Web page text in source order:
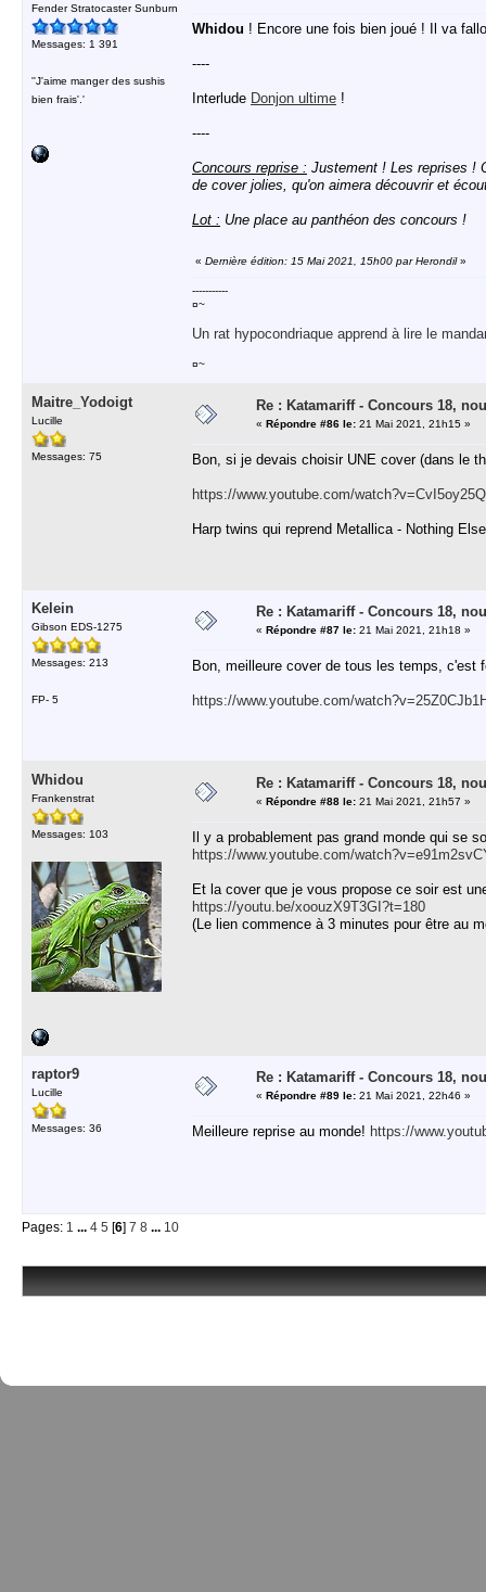
Fender Stratocaster Sunburn
Messages: 1 391
''J'aime manger des sushis
bien frais'.'
Whidou ! Encore une fois bien joué ! Il va
----
Interlude Donjon ultime !
----
Concours reprise : Justement ! Les reprises !
de cover jolies, qu'on aimera découvrir et
Lot : Une place au panthéon des concours !
« Dernière édition: 15 Mai 2021, 15h00 par Herondil»
-----------
¤~
Un rat hypocondriaque apprend à lire le
¤~
Maitre_Yodoigt
Lucille
Messages: 75
Re : Katamariff - Concours 18,
« Répondre #86 le: 21 Mai 2021, 21h15 »
Bon, si je devais choisir UNE cover (dans le
https://www.youtube.com/
Harp twins qui reprend Metallica - Nothing
Kelein
Gibson EDS-1275
Messages: 213
FP- 5
Re : Katamariff - Concours 18,
« Répondre #87 le: 21 Mai 2021, 21h18 »
Bon, meilleure cover de tous les temps, c'est
https://www.youtube.com/
Whidou
Frankenstrat
Messages: 103
Re : Katamariff - Concours 18,
« Répondre #88 le: 21 Mai 2021, 21h57 »
Il y a probablement pas grand monde qui se
https://www.youtube.com/
Et la cover que je vous propose ce soir est
https://youtu.be/xoouzX9T3GI?t=180
(Le lien commence à 3 minutes pour être au
raptor9
Lucille
Messages: 36
Re : Katamariff - Concours 18,
« Répondre #89 le: 21 Mai 2021, 22h46 »
Meilleure reprise au monde! https://
Pages: 1 ... 4 5 [6] 7 8 ... 10